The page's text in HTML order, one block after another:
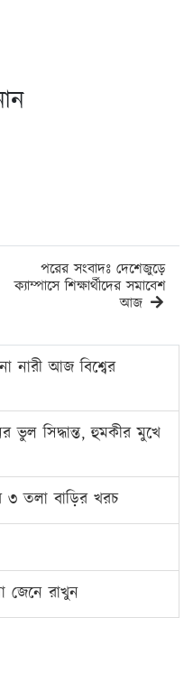
পরের সংবাদঃ দেশেজুড়ে
ক্যাম্পাসে শিক্ষার্থীদের সমাবেশ
আজ
নারী আজ বিশ্বের
ভুল সিদ্ধান্ত, হুমকীর মুখে
তলা বাড়ির খরচ
জেনে রাখুন